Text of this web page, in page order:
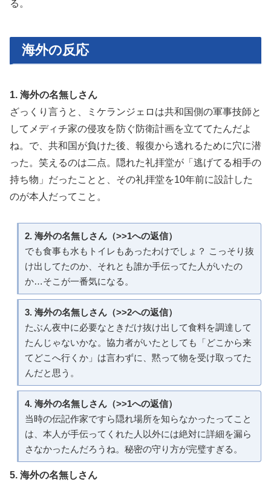
る。
海外の反応
1. 海外の名無しさん
ざっくり言うと、ミケランジェロは共和国側の軍事技師と
してメディチ家の侵攻を防ぐ防衛計画を立ててたんだよ
ね。で、共和国が負けた後、報復から逃れるために穴に潜
った。笑えるのは二点。隠れた礼拝堂が「逃げてる相手の
持ち物」だったことと、その礼拝堂を10年前に設計した
のが本人だってこと。
2. 海外の名無しさん（>>1への返信）
でも食事も水もトイレもあったわけでしょ？ こっそり抜
け出してたのか、それとも誰か手伝ってた人がいたの
か…そこが一番気になる。
3. 海外の名無しさん（>>2への返信）
たぶん夜中に必要なときだけ抜け出して食料を調達して
たんじゃないかな。協力者がいたとしても「どこから来
てどこへ行くか」は言わずに、黙って物を受け取ってた
んだと思う。
4. 海外の名無しさん（>>1への返信）
当時の伝記作家ですら隠れ場所を知らなかったってこと
は、本人が手伝ってくれた人以外には絶対に詳細を漏ら
さなかったんだろうね。秘密の守り方が完璧すぎる。
5. 海外の名無しさん